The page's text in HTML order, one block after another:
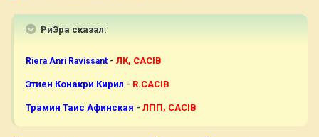
РиЭра сказал:
Riera Anri Ravissant - ЛК, CACIB
Этиен Конакри Кирил - R.CACIB
Трамин Таис Афинская - ЛПП, CACIB